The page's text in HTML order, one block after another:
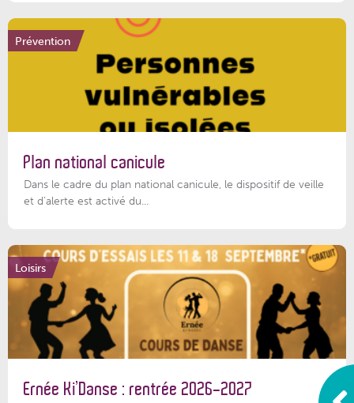
Prévention
Plan national canicule
Dans le cadre du plan national canicule, le dispositif de veille
et d’alerte est activé du...
Loisirs
Ernée Ki’Danse : rentrée 2026-2027